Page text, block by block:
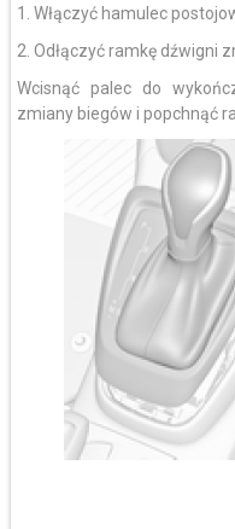
1. Włączyć hamulec
2. Odłączyć ramkę dźwigni
Wcisnąć palec do
zmiany biegów i popchnąć